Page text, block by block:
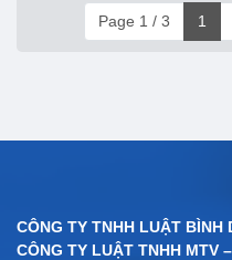
Page 1 / 3 1
CÔNG TY TNHH LUẬT BÌNH
CÔNG TY LUẬT TNHH MTV